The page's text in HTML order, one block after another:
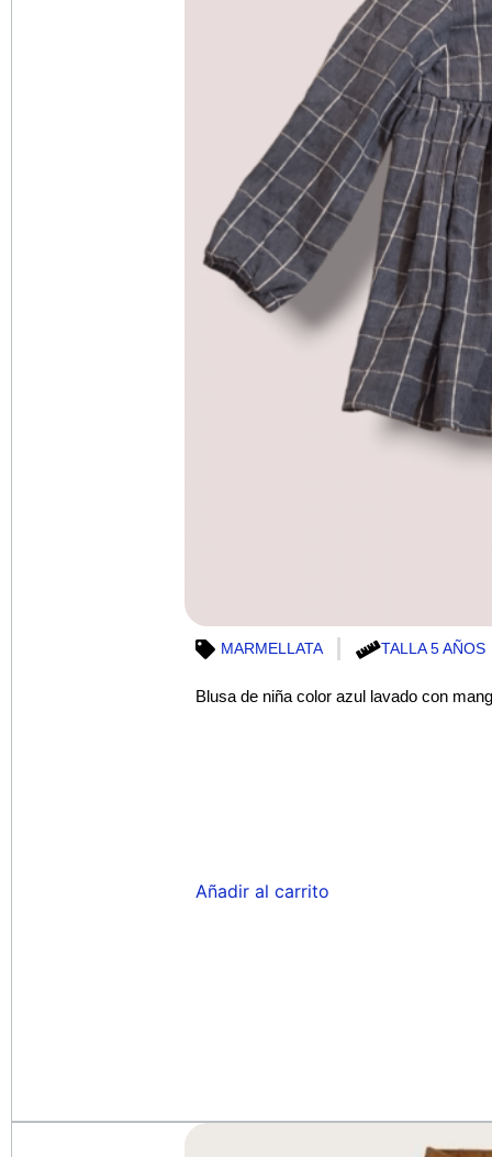
MARMELLATA TALLA 5 AÑOS
Blusa de niña color azul lavado con
Añadir al carrito